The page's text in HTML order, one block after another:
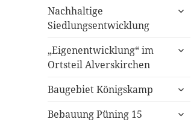
Nachhaltige
Siedlungsentwicklung
„Eigenentwicklung“ im
Ortsteil Alverskirchen
Baugebiet Königskamp
Bebauung Püning 15